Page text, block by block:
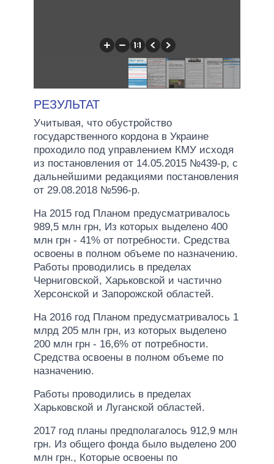
РЕЗУЛЬТАТ
Учитывая, что обустройство
государственного кордона в Украине
проходило под управлением КМУ исходя
из постановления от 14.05.2015 №439-р, с
дальнейшими редакциями постановления
от 29.08.2018 №596-р.
На 2015 год Планом предусматривалось
989,5 млн грн, Из которых выделено 400
млн грн - 41% от потребности. Средства
освоены в полном объеме по назначению.
Работы проводились в пределах
Черниговской, Харьковской и частично
Херсонской и Запорожской областей.
На 2016 год Планом предусматривалось 1
млрд 205 млн грн, из которых выделено
200 млн грн - 16,6% от потребности.
Средства освоены в полном объеме по
назначению.
Работы проводились в пределах
Харьковской и Луганской областей.
2017 год планы предполагалось 912,9 млн
грн. Из общего фонда было выделено 200
млн грн., Которые освоены по